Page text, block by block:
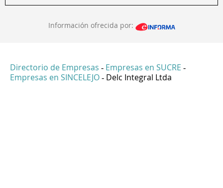
Información ofrecida por:
Directorio de Empresas - Empresas en SUCRE -
Empresas en SINCELEJO - Delc Integral Ltda